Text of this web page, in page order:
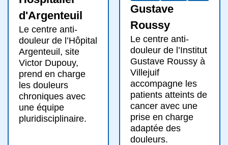
d'Argenteuil
Le centre anti-
douleur de l’Hôpital
Argenteuil, site
Victor Dupouy,
prend en charge
les douleurs
chroniques avec
une équipe
pluridisciplinaire.
Gustave
Roussy
Le centre anti-
douleur de l’Institut
Gustave Roussy à
Villejuif
accompagne les
patients atteints de
cancer avec une
prise en charge
adaptée des
douleurs.